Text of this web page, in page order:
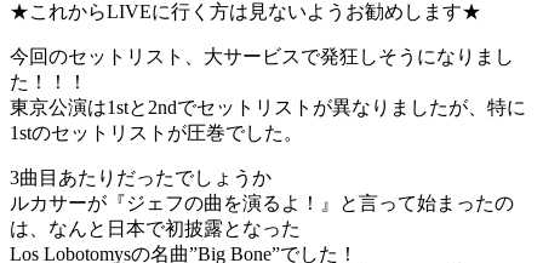
★これからLIVEに行く方は見ないようお勧めします★
今回のセットリスト、大サービスで発狂しそうになりまし
た！！！
東京公演は1stと2ndでセットリストが異なりましたが、特に
1stのセットリストが圧巻でした。
3曲目あたりだったでしょうか
ルカサーが『ジェフの曲を演るよ！』と言って始まったの
は、なんと日本で初披露となった
Los Lobotomysの名曲”Big Bone”でした！